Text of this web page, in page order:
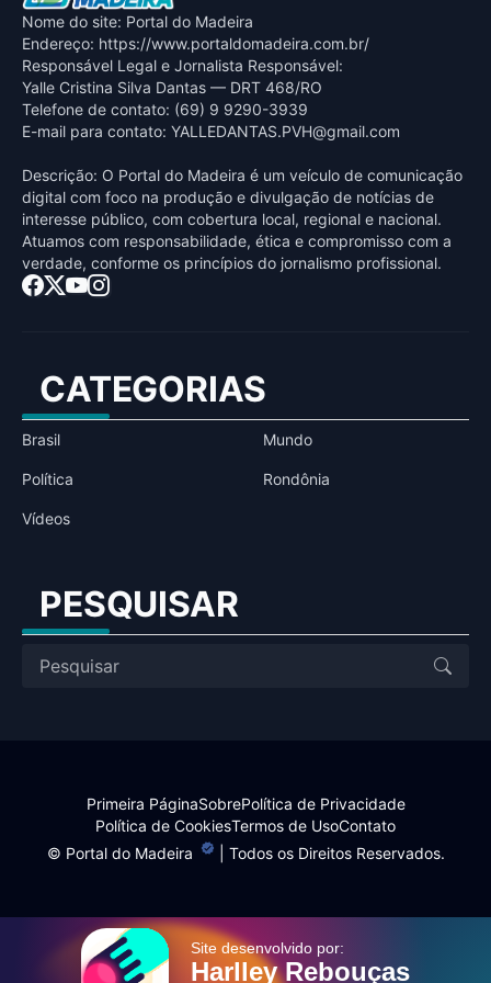
Nome do site: Portal do Madeira
Endereço: https://www.portaldomadeira.com.br/
Responsável Legal e Jornalista Responsável:
Yalle Cristina Silva Dantas — DRT 468/RO
Telefone de contato: (69) 9 9290-3939
E-mail para contato: YALLEDANTAS.PVH@gmail.com
Descrição: O Portal do Madeira é um veículo de comunicação
digital com foco na produção e divulgação de notícias de
interesse público, com cobertura local, regional e nacional.
Atuamos com responsabilidade, ética e compromisso com a
verdade, conforme os princípios do jornalismo profissional.
CATEGORIAS
Brasil Mundo
Política Rondônia
Vídeos
PESQUISAR
© Portal do Madeira | Todos os Direitos Reservados.
Primeira PáginaSobrePolítica de Privacidade
Política de CookiesTermos de UsoContato
Site desenvolvido por:
Harlley Rebouças